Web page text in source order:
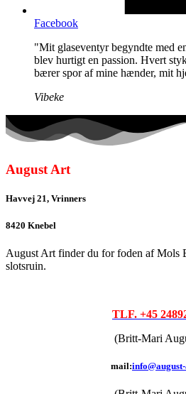
Facebook
"Mit glaseventyr begyndte med
blev hurtigt en passion. Hvert
bærer spor af mine hænder, mit
Vibeke
August Art
Havvej 21, Vrinners
8420 Knebel
August Art finder du for foden af Mols
slotsruin.
TLF. +45
(Britt-Mari
mail: